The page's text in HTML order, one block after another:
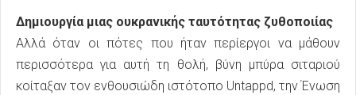
Δημιουργία μιας ουκρανικής ταυτότητας ζυθοποιίας
Αλλά όταν οι πότες που ήταν περίεργοι να μάθουν
περισσότερα για αυτή τη θολή, βύνη μπύρα σιταριού
κοίταξαν τον ενθουσιώδη ιστότοπο Untappd, την Ένωση